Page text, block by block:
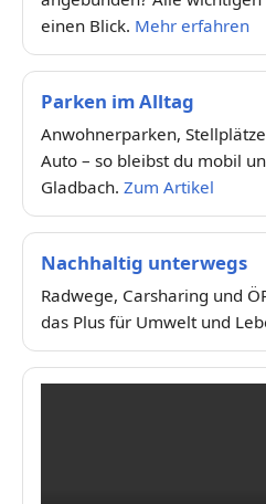
einen Blick. Mehr erfahren
Parken im Alltag
Anwohnerparken,
Auto – so bleibst du mobil
Gladbach. Zum Artikel
Nachhaltig unterwegs
Radwege, Carsharing und
das Plus für Umwelt und